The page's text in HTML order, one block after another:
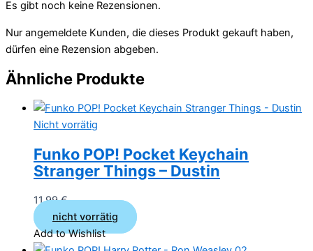
Es gibt noch keine Rezensionen.
Nur angemeldete Kunden, die dieses Produkt gekauft haben,
dürfen eine Rezension abgeben.
Ähnliche Produkte
Nicht vorrätig
Funko POP! Pocket Keychain
Stranger Things – Dustin
11,99€
nicht vorrätig
Add to Wishlist